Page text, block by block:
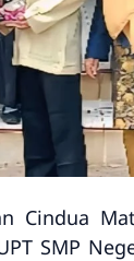
Cindua
SMP